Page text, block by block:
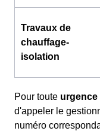
Travaux de
chauffage-
isolation
Pour toute urgence
d'appeler le
numéro